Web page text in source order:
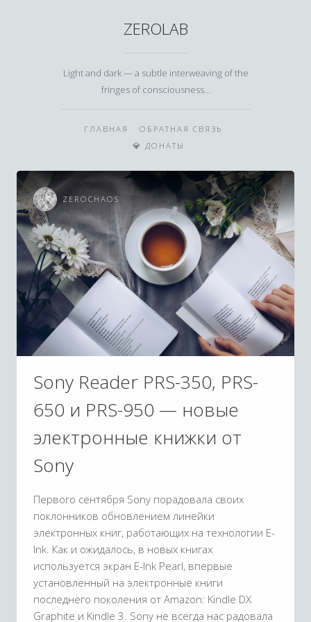
ZEROLAB
Light and dark — a subtle interweaving of the
fringes of consciousness…
ГЛАВНАЯ
ОБРАТНАЯ СВЯЗЬ
💎 ДОНАТЫ
ZEROCHAOS
Sony Reader PRS-350, PRS-
650 и PRS-950 — новые
электронные книжки от
Sony
Первого сентября Sony порадовала своих
поклонников обновлением линейки
электронных книг, работающих на технологии E-
Ink. Как и ожидалось, в новых книгах
используется экран E-Ink Pearl, впервые
установленный на электронные книги
последнего поколения от Amazon: Kindle DX
Graphite и Kindle 3. Sony не всегда нас радовала